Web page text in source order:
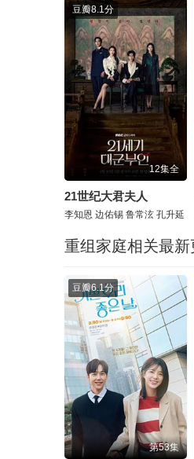
豆瓣8.1分
12集全
21世纪大君夫人
李知恩 边佑锡 鲁常泫 孔升延
重组家庭相关最新
豆瓣6.1分
第53集